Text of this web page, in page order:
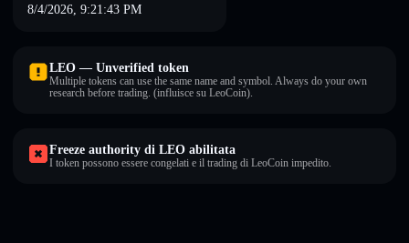
8/4/2026, 9:21:43 PM
LEO — Unverified token
Multiple tokens can use the same name and symbol. Always do your own
research before trading. (influisce su LeoCoin).
Freeze authority di LEO abilitata
I token possono essere congelati e il trading di LeoCoin impedito.